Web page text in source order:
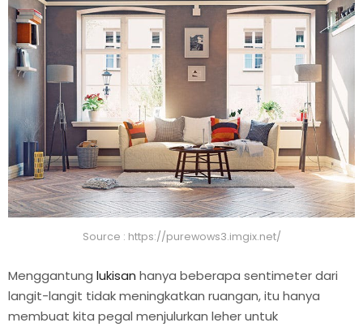
Source : https://purewows3.imgix.net/
Menggantung lukisan hanya beberapa sentimeter dari
langit-langit tidak meningkatkan ruangan, itu hanya
membuat kita pegal menjulurkan leher untuk